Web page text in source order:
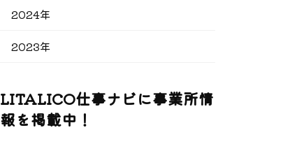
2024年
2023年
LITALICO仕事ナビに事業所情
報を掲載中！